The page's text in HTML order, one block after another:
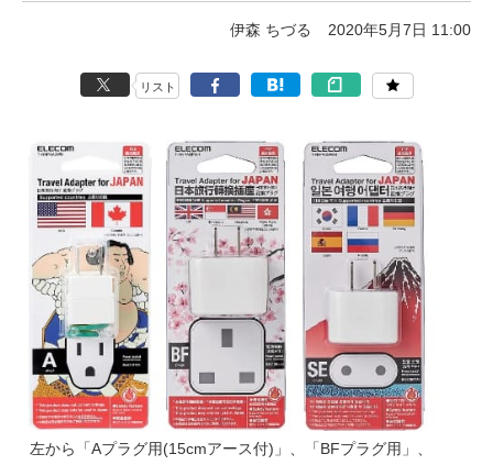
伊森 ちづる 2020年5月7日 11:00
リスト
左から「Aプラグ用(15cmアース付)」、「BFプラグ用」、